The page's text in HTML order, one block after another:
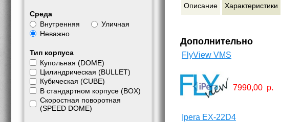
Среда
Внутренняя
Уличная
Неважно
Тип корпуса
Купольная (DOME)
Цилиндрическая (BULLET)
Кубическая (CUBE)
В стандартном корпусе (BOX)
Скоростная поворотная
(SPEED DOME)
Описание Характеристики
Дополнительно
FlyView VMS
7990,00 р.
Ipera EX-22D4